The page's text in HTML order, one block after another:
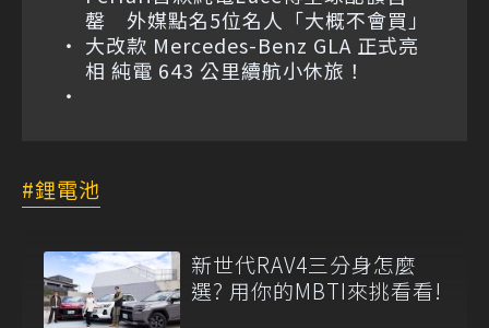
罄 外媒點名5位名人「大概不會買」
大改款 Mercedes-Benz GLA 正式亮
相 純電 643 公里續航小休旅！
鋰電池
新世代RAV4三分身怎麼
選? 用你的MBTI來挑看看!